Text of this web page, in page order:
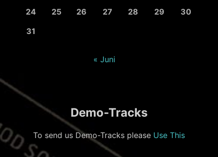
24 25 26 27 28 29
30
31
« Juni
Demo-Tracks
To send us Demo-Tracks please Use This